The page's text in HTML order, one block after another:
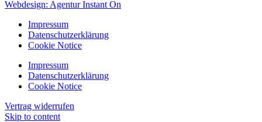
Webdesign: Agentur Instant On
Impressum
Datenschutzerklärung
Cookie Notice
Impressum
Datenschutzerklärung
Cookie Notice
Vertrag widerrufen
Skip to content